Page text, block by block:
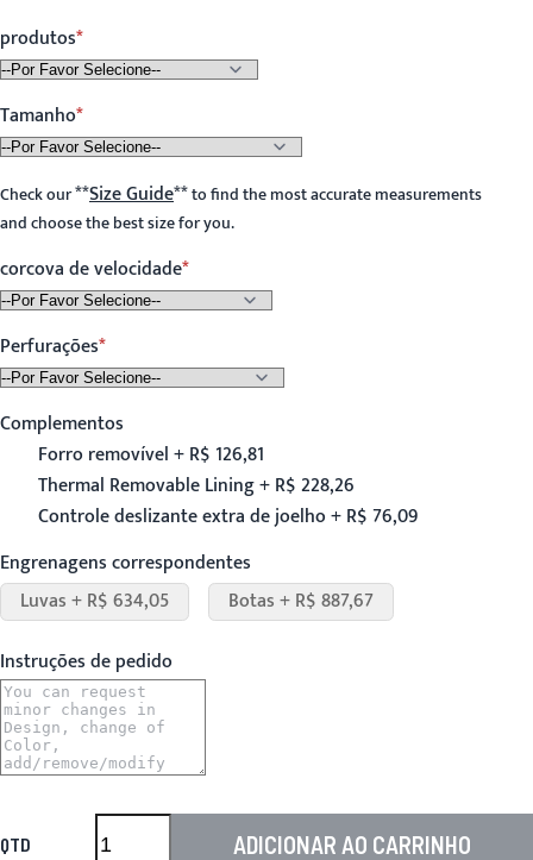
produtos
Tamanho
Check our**Size Guide**to find the most accurate measurements
and choose the best size for you.
corcova de velocidade
Perfurações
Complementos
Forro removível + R$ 126,81
Thermal Removable Lining + R$ 228,26
Controle deslizante extra de joelho + R$ 76,09
Engrenagens correspondentes
Luvas + R$ 634,05
Botas + R$ 887,67
Instruções de pedido
QTD ADICIONAR AO CARRINHO